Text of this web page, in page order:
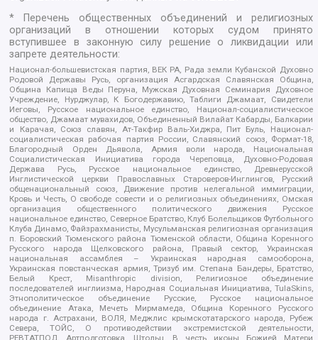
* Перечень общественных объединений и религиозных
организаций в отношении которых судом принято
вступившее в законную силу решение о ликвидации или
запрете деятельности:
Национал-большевистская партия, ВЕК РА, Рада земли Кубанской Духовно
Родовой Державы Русь, организация Асгардская Славянская Община,
Община Капища Веды Перуна, Мужская Духовная Семинария Духовное
Учреждение, Нурджулар, К Богодержавию, Таблиги Джамаат, Свидетели
Иеговы, Русское национальное единство, Национал-социалистическое
общество, Джамаат мувахидов, Объединенный Вилайат Кабарды, Балкарии
и Карачая, Союз славян, Ат-Такфир Валь-Хиджра, Пит Буль, Национал-
социалистическая рабочая партия России, Славянский союз, Формат-18,
Благородный Орден Дьявола, Армия воли народа, Национальная
Социалистическая Инициатива города Череповца, Духовно-Родовая
Держава Русь, Русское национальное единство, Древнерусской
Инглистической церкви Православных Староверов-Инглингов, Русский
общенациональный союз, Движение против нелегальной иммиграции,
Кровь и Честь, О свободе совести и о религиозных объединениях, Омская
организация общественного политического движения Русское
национальное единство, Северное Братство, Клуб Болельщиков Футбольного
Клуба Динамо, Файзрахманисты, Мусульманская религиозная организация
п. Боровский Тюменского района Тюменской области, Община Коренного
Русского народа Щелковского района, Правый сектор, Украинская
национальная ассамблея – Украинская народная самооборона,
Украинская повстанческая армия, Тризуб им. Степана Бандеры, Братство,
Белый Крест, Misanthropic division, Религиозное объединение
последователей инглиизма, Народная Социальная Инициатива, TulaSkins,
Этнополитическое объединение Русские, Русское национальное
объединение Атака, Мечеть Мирмамеда, Община Коренного Русского
народа г. Астрахани, ВОЛЯ, Меджлис крымскотатарского народа, Рубеж
Севера, ТОЙС, О противодействии экстремистской деятельности,
РЕВТАТПОД, Артподготовка, Штольц, В честь иконы Божией Матери